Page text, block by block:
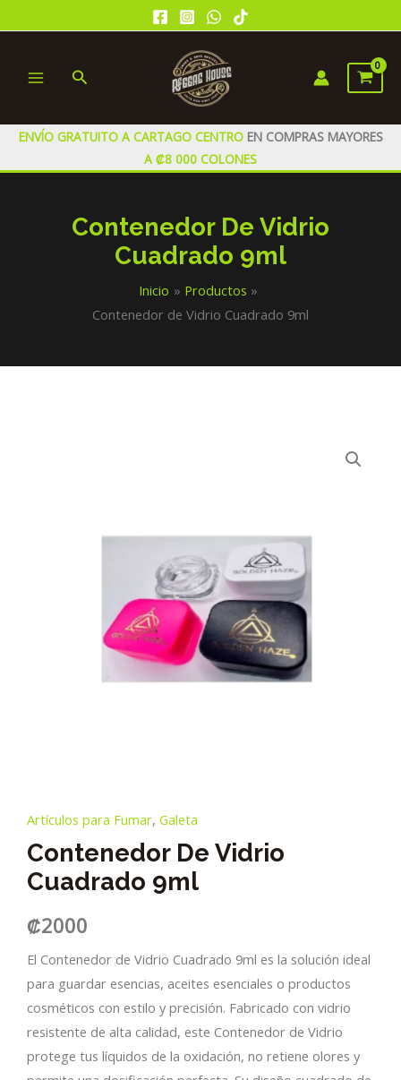
al
MENU
Buscar
ENVÍO GRATUITO A CARTAGO CENTRO EN COMPRAS MAYORES
A ₡8 000 COLONES
Contenedor De Vidrio
Cuadrado 9ml
Inicio
Productos
Contenedor de Vidrio Cuadrado 9ml
Artículos para Fumar, Galeta
Contenedor De Vidrio
Cuadrado 9ml
₡2000
El Contenedor de Vidrio Cuadrado 9ml es la solución ideal
para guardar esencias, aceites esenciales o productos
cosméticos con estilo y precisión. Fabricado con vidrio
resistente de alta calidad, este Contenedor de Vidrio
protege tus líquidos de la oxidación, no retiene olores y